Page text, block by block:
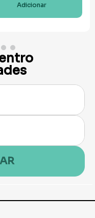
Adicionar